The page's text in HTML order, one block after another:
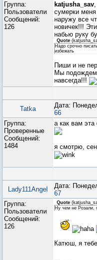
Группа:
Пользователи
Сообщений:
126
katjusha_sav
сумерки
наружу все
новичек!!!
набью руку
Quote (
Надо срочно
избежать
Пиши и не
Мы
навсегда!!!
Tatka
Дата:
66
Группа:
Проверенные
Сообщений:
1484
а как вам эта
я смотрю,
Lady111Angel
Дата:
67
Группа:
Пользователи
Сообщений:
126
Quote (
Ну чем не Розали,
Катюш, я